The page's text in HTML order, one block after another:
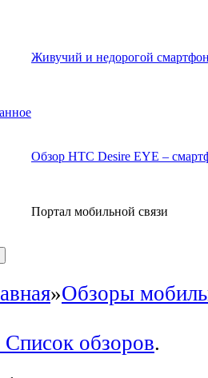
Живучий и недорогой
Обзор HTC Desire EYE –
Портал мобильной связи
»Обзоры
обзоров.